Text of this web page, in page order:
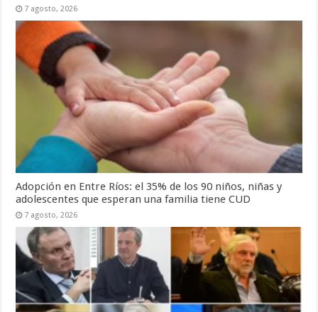
7 agosto, 2026
Adopción en Entre Ríos: el 35% de los 90 niños, niñas y
adolescentes que esperan una familia tiene CUD
7 agosto, 2026